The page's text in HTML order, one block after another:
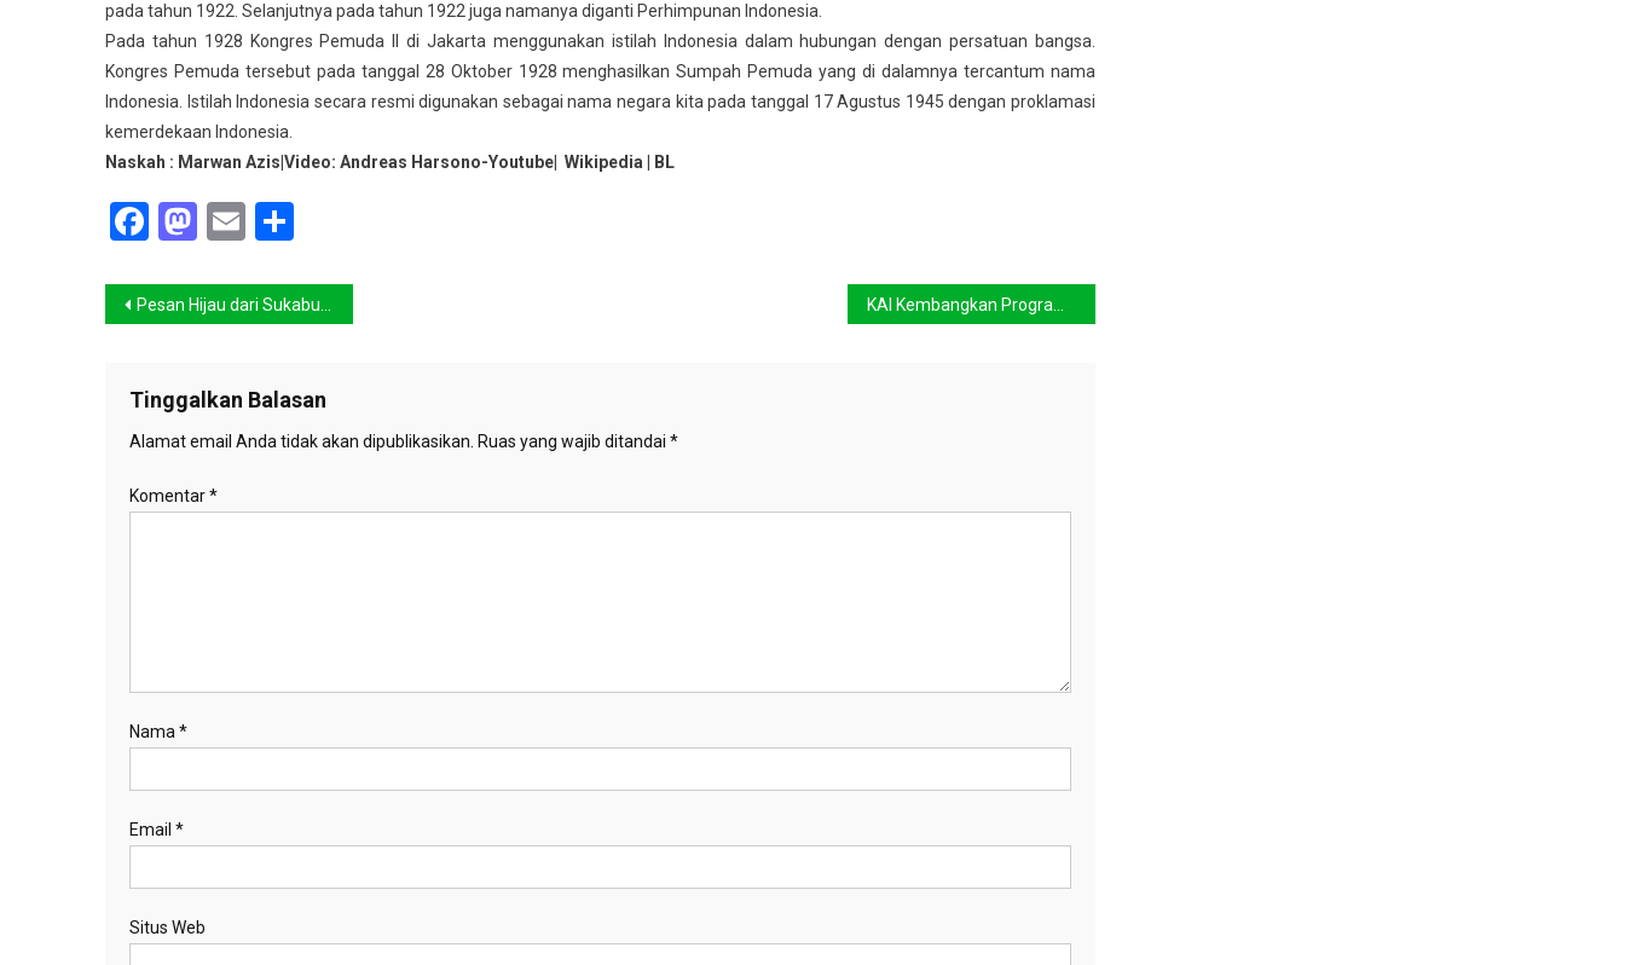
pada tahun 1922. Selanjutnya pada tahun 1922 juga namanya diganti Perhimpunan Indonesia.
Pada tahun 1928 Kongres Pemuda II di Jakarta menggunakan istilah Indonesia dalam hubungan dengan persatuan bangsa.
Kongres Pemuda tersebut pada tanggal 28 Oktober 1928 menghasilkan Sumpah Pemuda yang di dalamnya tercantum nama
Indonesia. Istilah Indonesia secara resmi digunakan sebagai nama negara kita pada tanggal 17 Agustus 1945 dengan proklamasi
kemerdekaan Indonesia.
Naskah : Marwan Azis| Video: Andreas Harsono-Youtube| Wikipedia BL
Facebook
Mastodon
Email
Navigasi
Pesan Hijau dari Sukabumi
Tinggalkan Balasan
Alamat email Anda tidak akan dipublikasikan. Ruas yang wajib ditandai *
Komentar*
Nama *
Email *
Situs Web